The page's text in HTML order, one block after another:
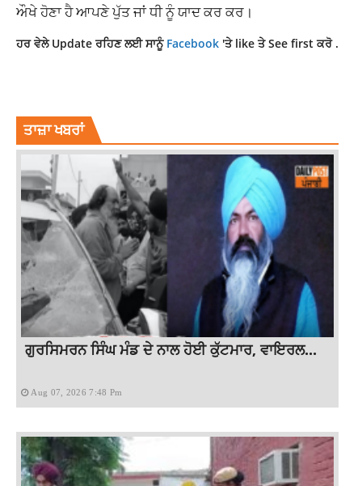
ਔਖੇ ਹੋਣਾ ਹੈ ਆਪਣੇ ਪੁੱਤ ਜਾਂ ਧੀ ਨੂੰ ਯਾਦ ਕਰ ਕਰ।
ਹਰ ਵੇਲੇ Update ਰਹਿਣ ਲਈ ਸਾਨੂੰ Facebook 'ਤੇ like ਤੇ See first ਕਰੋ .
ਤਾਜ਼ਾ ਖਬਰਾਂ
ਗੁਰਸਿਮਰਨ ਸਿੰਘ ਮੰਡ ਦੇ ਨਾਲ ਹੋਈ ਕੁੱਟਮਾਰ, ਵਾਇਰਲ...
Aug 07, 2026 7:48 Pm